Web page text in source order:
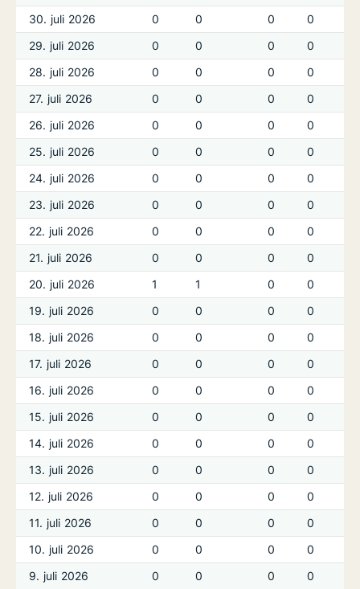
30. juli 2026
0 0 0
0
29. juli 2026
0 0 0
0
28. juli 2026
0 0 0
0
27. juli 2026
0 0 0
0
26. juli 2026
0 0 0
0
25. juli 2026
0 0 0
0
24. juli 2026
0 0 0
0
23. juli 2026
0 0 0
0
22. juli 2026
0 0 0
0
21. juli 2026
0 0 0
0
20. juli 2026
1 1 0
0
19. juli 2026
0 0 0
0
18. juli 2026
0 0 0
0
17. juli 2026
0 0 0
0
16. juli 2026
0 0 0
0
15. juli 2026
0 0 0
0
14. juli 2026
0 0 0
0
13. juli 2026
0 0 0
0
12. juli 2026
0 0 0
0
11. juli 2026
0 0 0
0
10. juli 2026
0 0 0
0
9. juli 2026
0 0 0
0